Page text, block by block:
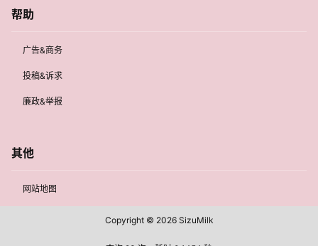
帮助
广告&商务
投稿&诉求
廉政&举报
其他
网站地图
Copyright © 2026SizuMilk